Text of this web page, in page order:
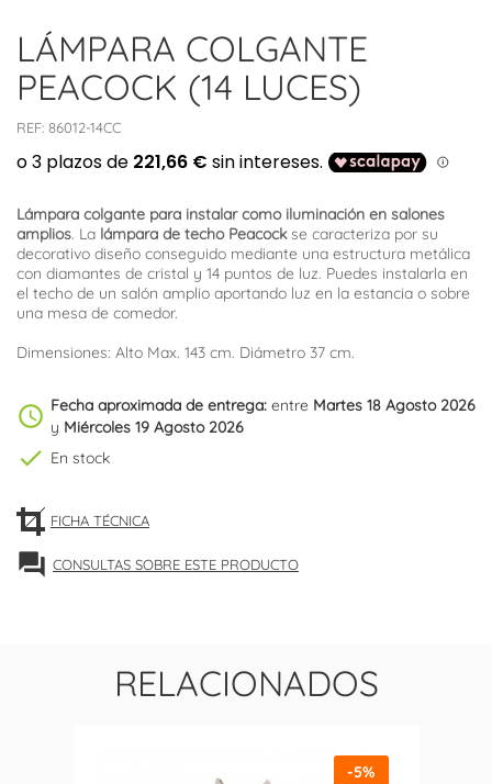
LÁMPARA COLGANTE
PEACOCK (14 LUCES)
REF: 86012-14CC
Lámpara colgante para instalar como iluminación en salones
amplios. La lámpara de techo Peacockse caracteriza por su
decorativo diseño conseguido mediante una estructura metálica
con diamantes de cristal y 14 puntos de luz. Puedes instalarla en
el techo de un salón amplio aportando luz en la estancia o sobre
una mesa de comedor.
Dimensiones: Alto Max. 143 cm. Diámetro 37 cm.
schedule Fecha aproximada de entrega: entre Martes 18 Agosto 2026
y Miércoles 19 Agosto 2026
check En stock
FICHA TÉCNICA
forum CONSULTAS SOBRE ESTE PRODUCTO
RELACIONADOS
-5%